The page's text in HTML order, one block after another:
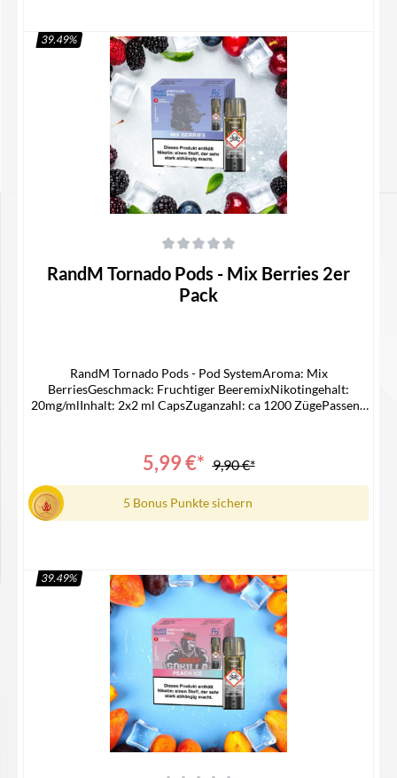
In den Warenkorb
39.49%
RandM Tornado Pods - Mix Berries 2er
Pack
RandM Tornado Pods - Pod SystemAroma: Mix
BerriesGeschmack: Fruchtiger BeeremixNikotingehalt:
20mg/mlInhalt: 2x2 ml CapsZuganzahl: ca 1200 ZügePassend
5,99 €* 9,90 €*
5 Bonus Punkte sichern
In den Warenkorb
39.49%